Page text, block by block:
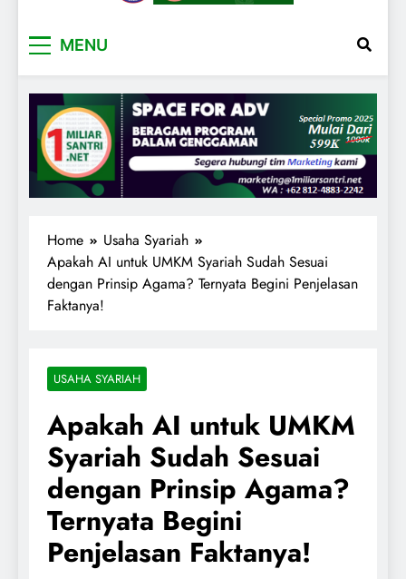
MENU
Home
Usaha Syariah
Apakah AI untuk UMKM Syariah Sudah Sesuai
dengan Prinsip Agama? Ternyata Begini Penjelasan
Faktanya!
USAHA SYARIAH
Apakah AI untuk UMKM
Syariah Sudah Sesuai
dengan Prinsip Agama?
Ternyata Begini
Penjelasan Faktanya!